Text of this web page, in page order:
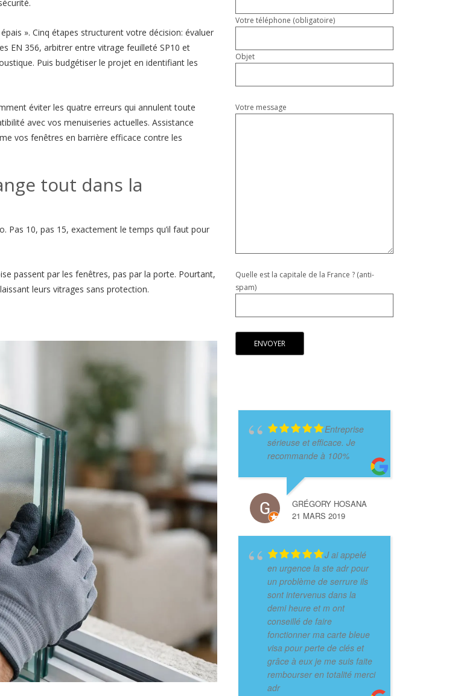
». Cinq étapes structurent votre décision: évaluer
EN 356, arbitrer entre vitrage feuilleté SP10 et
Puis budgétiser le projet en identifiant les
éviter les quatre erreurs qui annulent toute
avec vos menuiseries actuelles. Assistance
vos fenêtres en barrière efficace contre les
tout dans la
Pas 10, pas 15, exactement le temps qu’il faut pour
passent par les fenêtres, pas par la porte. Pourtant,
leurs vitrages sans protection.
Votre téléphone (obligatoire)
Objet
Votre message
Quelle est la capitale de la France ? (anti-
spam)
Entreprise
sérieuse et efficace. Je
recommande à 100%
GRÉGORY HOSANA
21 MARS 2019
J ai appelé
en urgence la ste adr pour
un problème de serrure ils
sont intervenus dans la
demi heure et m ont
conseillé de faire
fonctionner ma carte bleue
visa pour perte de clés et
grâce à eux je me suis faite
rembourser en totalité merci
adr